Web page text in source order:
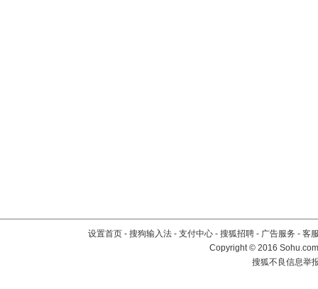
设置首页 - 搜狗输入法 - 支付中心 - 搜狐招聘 - 广告服务 - 客
Copyright©2016
搜狐不良信息举